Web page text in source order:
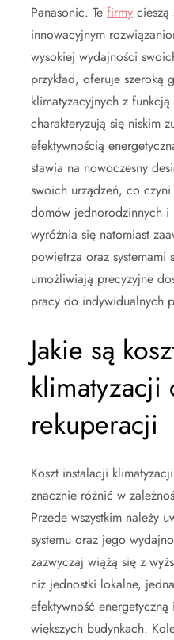
Panasonic. Te firmy cieszą
innowacyjnym
wysokiej wydajności
przykład, oferuje szeroką
klimatyzacyjnych z
charakteryzują się niskim
efektywnością
stawia na nowoczesny
swoich urządzeń, co
domów jednorodzinnych i
wyróżnia się natomiast
powietrza oraz systemami
umożliwiają precyzyjne
pracy do indywidualnych
Jakie są
klimatyzacji
rekuperacji
Koszt instalacji
znacznie różnić w
Przede wszystkim należy
systemu oraz jego
zazwyczaj wiążą się z
niż jednostki lokalne,
efektywność
większych budynkach.